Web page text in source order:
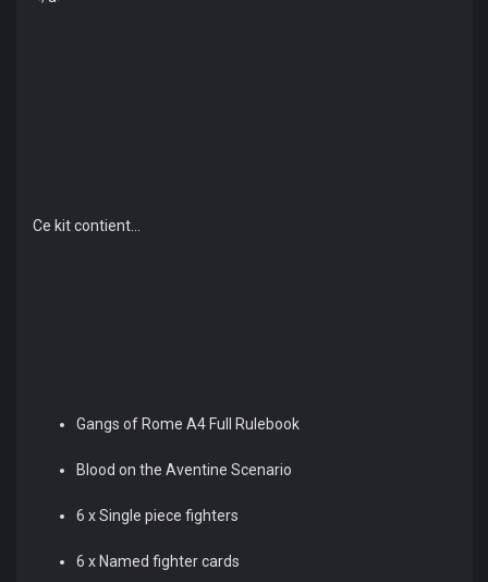
Ce kit contient...
Gangs of Rome A4 Full Rulebook
Blood on the Aventine Scenario
6 x Single piece fighters
6 x Named fighter cards